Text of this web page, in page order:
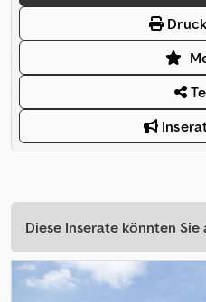
Diese Inserate könnten